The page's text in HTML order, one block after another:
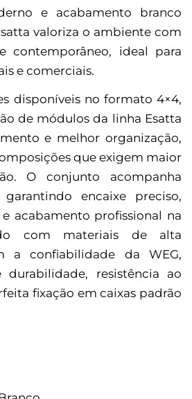
e acabamento branco
valoriza o ambiente com
contemporâneo, ideal para
e comerciais.
disponíveis no formato 4×4,
de módulos da linha Esatta
e melhor organização,
que exigem maior
O conjunto acompanha
encaixe preciso,
acabamento profissional na
com materiais de alta
a confiabilidade da WEG,
durabilidade, resistência ao
fixação em caixas padrão